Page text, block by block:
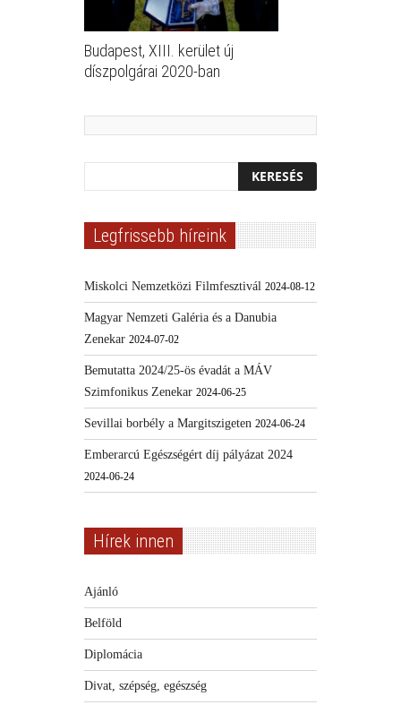
Budapest, XIII. kerület új
díszpolgárai 2020-ban
Legfrissebb híreink
Miskolci Nemzetközi Filmfesztivál 2024-08-12
Magyar Nemzeti Galéria és a Danubia
Zenekar 2024-07-02
Bemutatta 2024/25-ös évadát a MÁV
Szimfonikus Zenekar 2024-06-25
Sevillai borbély a Margitszigeten 2024-06-24
Emberarcú Egészségért díj pályázat 2024
2024-06-24
Hírek innen
Ajánló
Belföld
Diplomácia
Divat, szépség, egészség